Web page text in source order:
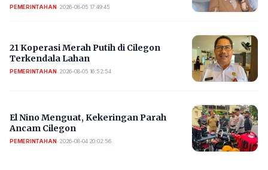
PEMERINTAHAN• 2026-08-05 17:49:45
21 Koperasi Merah Putih di Cilegon
Terkendala Lahan
PEMERINTAHAN• 2026-08-05 16:52:54
El Nino Menguat, Kekeringan Parah
Ancam Cilegon
PEMERINTAHAN• 2026-08-04 20:02:56